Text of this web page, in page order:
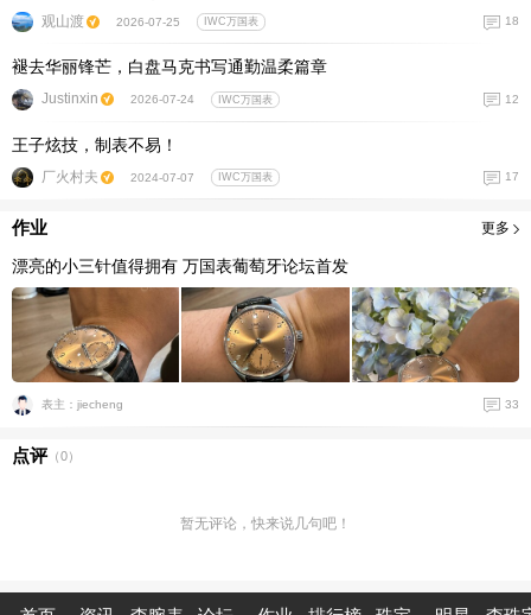
观山渡 2026-07-25 IWC万国表 18
褪去华丽锋芒，白盘马克书写通勤温柔篇章
Justinxin 2026-07-24 IWC万国表 12
王子炫技，制表不易！
厂火村夫 2024-07-07 IWC万国表 17
作业 更多
漂亮的小三针值得拥有 万国表葡萄牙论坛首发
表主：jiecheng 33
点评（0）
暂无评论，快来说几句吧！